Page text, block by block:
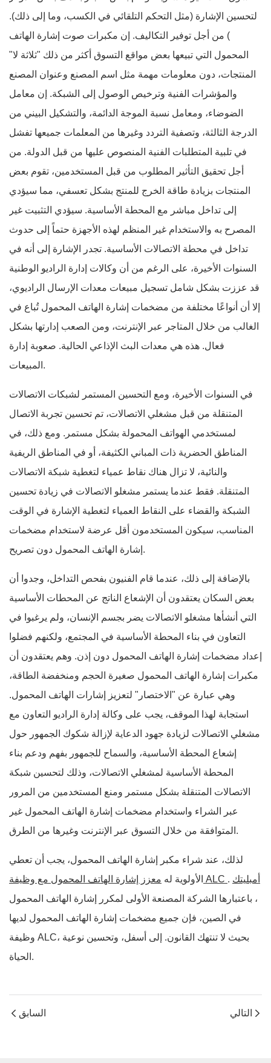
لتحسين الإشارة (مثل التحكم التلقائي في الكسب، وما إلى ذلك).
) من أجل توفير التكاليف. إن مكبرات صوت إشارة الهاتف
المحمول التي تبيعها بعض مواقع التسوق أكثر من ذلك "ثلاثة لا"
المنتجات، دون معلومات مهمة مثل اسم المصنع وعنوان المصنع
والمؤشرات الفنية وترخيص الوصول إلى الشبكة. إن معامل
الضوضاء، ومعامل نسبة الموجة الدائمة، والتشكيل البيني من
الدرجة الثالثة، وتصفية التردد وغيرها من المعلمات جميعها تفشل
في تلبية المتطلبات الفنية المنصوص عليها من قبل الدولة. من
أجل تحقيق التأثير المطلوب من قبل المستخدمين، تقوم بعض
المنتجات بزيادة طاقة الخرج للمنتج بشكل تعسفي، مما سيؤدي
إلى تداخل مباشر مع المحطة الأساسية. سيؤدي التثبيت غير
المصرح به والاستخدام غير المنظم لهذه الأجهزة حتماً إلى حدوث
تداخل في محطة الاتصالات الأساسية. تجدر الإشارة إلى أنه في
السنوات الأخيرة، على الرغم من أن وكالات إدارة الراديو الوطنية
قد عززت بشكل شامل تسجيل مبيعات معدات الإرسال الراديوي،
إلا أن أنواعًا مختلفة من مضخمات إشارة الهاتف المحمول تُباع في
الغالب من خلال المتاجر عبر الإنترنت، ومن الصعب إدارتها بشكل
فعال. هذه هي معدات البث الإذاعي الحالية. صعوبة إدارة
المبيعات.
في السنوات الأخيرة، ومع التحسين المستمر لشبكات الاتصالات
المتنقلة من قبل مشغلي الاتصالات، تم تحسين تجربة الاتصال
لمستخدمي الهواتف المحمولة بشكل مستمر. ومع ذلك، في
المناطق الحضرية ذات المباني الكثيفة، أو في المناطق الريفية
والنائية، لا تزال هناك نقاط عمياء لتغطية شبكة الاتصالات
المتنقلة. فقط عندما يستمر مشغلو الاتصالات في زيادة تحسين
الشبكة والقضاء على النقاط العمياء لتغطية الإشارة في الوقت
المناسب، سيكون المستخدمون أقل عرضة لاستخدام مضخمات
إشارة الهاتف المحمول دون تصريح.
بالإضافة إلى ذلك، عندما قام الفنيون بفحص التداخل، وجدوا أن
بعض السكان يعتقدون أن الإشعاع الناتج عن المحطات الأساسية
التي أنشأها مشغلو الاتصالات يضر بجسم الإنسان، ولم يرغبوا في
التعاون في بناء المحطة الأساسية في المجتمع، ولكنهم فضلوا
إعداد مضخمات إشارة الهاتف المحمول دون إذن. وهم يعتقدون أن
مكبرات إشارة الهاتف المحمول صغيرة الحجم ومنخفضة الطاقة،
وهي عبارة عن "الاختصار" لتعزيز إشارات الهاتف المحمول.
استجابة لهذا الموقف، يجب على وكالة إدارة الراديو التعاون مع
مشغلي الاتصالات لزيادة جهود الدعاية لإزالة شكوك الجمهور حول
إشعاع المحطة الأساسية، والسماح للجمهور بفهم ودعم بناء
المحطة الأساسية لمشغلي الاتصالات، وذلك لتحسين شبكة
الاتصالات المتنقلة بشكل مستمر ومنع المستخدمين من المرور
عبر الشراء واستخدام مضخمات إشارة الهاتف المحمول غير
المتوافقة من خلال التسوق عبر الإنترنت وغيرها من الطرق.
لذلك، عند شراء مكبر إشارة الهاتف المحمول، يجب أن تعطي
الأولوية له معزز إشارة الهاتف المحمول مع وظيفة ALC . أمبليتك
، باعتبارها الشركة المصنعة الأولى لمكرر إشارة الهاتف المحمول
في الصين، فإن جميع مضخمات إشارة الهاتف المحمول لديها
وظيفة ALC، بحيث لا تنتهك القانون. إلى أسفل، وتحسين نوعية
الحياة.
السابق التالي